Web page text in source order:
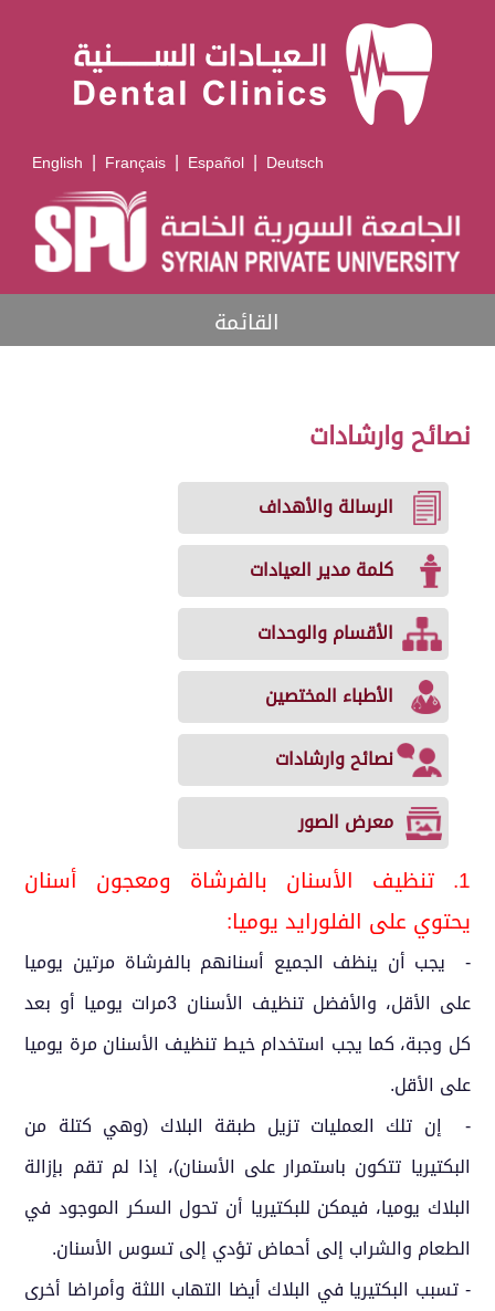
English | Français | Español | Deutsch
القائمة
نصائح وارشادات
الرسالة والأهداف
كلمة مدير العيادات
الأقسام والوحدات
الأطباء المختصين
نصائح وارشادات
معرض الصور
1. تنظيف الأسنان بالفرشاة ومعجون أسنان
يحتوي على الفلورايد يوميا:
- يجب أن ينظف الجميع أسنانهم بالفرشاة مرتين يوميا
على الأقل، والأفضل تنظيف الأسنان 3مرات يوميا أو بعد
كل وجبة، كما يجب استخدام خيط تنظيف الأسنان مرة يوميا
على الأقل.
- إن تلك العمليات تزيل طبقة البلاك (وهي كتلة من
البكتيريا تتكون باستمرار على الأسنان)، إذا لم تقم بإزالة
البلاك يوميا، فيمكن للبكتيريا أن تحول السكر الموجود في
الطعام والشراب إلى أحماض تؤدي إلى تسوس الأسنان.
- تسبب البكتيريا في البلاك أيضا التهاب اللثة وأمراضا أخرى